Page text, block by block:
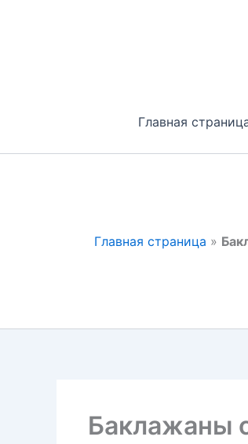
Главная
Главная страница »
Баклажаны